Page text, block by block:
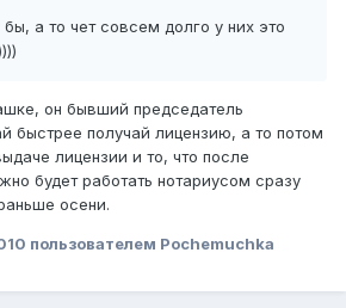
а то чет совсем долго у них это
он бывший председатель
быстрее получай лицензию, а то потом
лицензии и то, что после
будет работать нотариусом сразу
осени.
пользователем Pochemuchka